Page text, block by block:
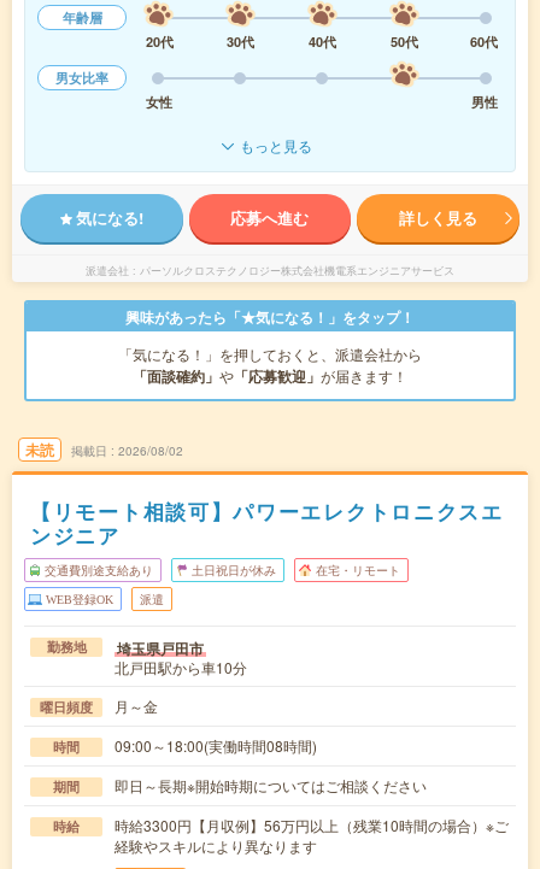
年齢層
20代
30代 40代 50代
60代
男女比率
女性
男性
もっと見る
気になる! 応募へ進む 詳しく見る
派遣会社 パーソルクロステクノロジー株式会社機電系エンジニアサービス
興味があったら「★気になる！」をタップ！
「気になる！」を押しておくと、派遣会社から
「面談確約」 や 「応募歓迎」 が届きます！
未読 掲載日 2026/08/02
【リモート相談可】パワーエレクトロニクスエ
ンジニア
交通費別途支給あり 土日祝日が休み 在宅・リモート
WEB登録OK 派遣
勤務地 埼玉県戸田市
北戸田駅から車10分
曜日頻度 月～金
時間 09:00～18:00(実働時間08時間)
期間 即日～長期※開始時期についてはご相談ください
時給
時給3300円【月収例】56万円以上（残業10時間の場合）※ご
経験やスキルにより異なります